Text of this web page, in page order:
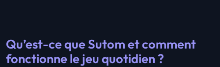
Qu’est-ce que Sutom et comment
fonctionne le jeu quotidien ?